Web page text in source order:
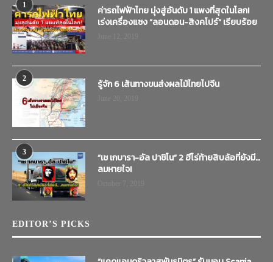
1
ค่ารถไฟฟ้าไทย มุ่งสู่อันดับ 1 แพงที่สุดในโลก!
เร่งเครื่องแซง “ลอนดอน-สิงคโปร์” เรียบร้อย
2 รู้จัก 6 เส้นทางขนส่งผลไม้ไทยไปจีน
3
“เช เกบารา-อัล ปาชิโน” 2 ฮีโร่ท้ายสิบล้อที่ยังมี…
ลมหายใจ!
EDITOR’S PICKS